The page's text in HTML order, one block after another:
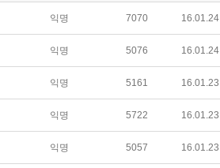
익명 7070 16.01.24
익명 5076 16.01.24
익명 5161 16.01.23
익명 5722 16.01.23
익명 5057 16.01.23